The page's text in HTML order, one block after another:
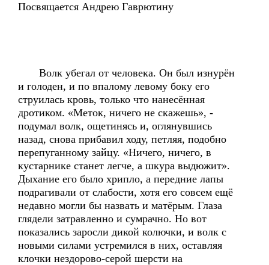
Посвящается Андрею Гаврютину
Волк убегал от человека. Он был изнурён
и голоден, и по впалому левому боку его
струилась кровь, только что нанесённая
дротиком. «Меток, ничего не скажешь», -
подумал волк, ощетинясь и, оглянувшись
назад, снова прибавил ходу, петляя, подобно
перепуганному зайцу. «Ничего, ничего, в
кустарнике станет легче, а шкура выдюжит».
Дыхание его было хрипло, а передние лапы
подрагивали от слабости, хотя его совсем ещё
недавно могли бы назвать и матёрым. Глаза
глядели затравленно и сумрачно. Но вот
показались заросли дикой колючки, и волк с
новыми силами устремился в них, оставляя
клочки нездорово-серой шерсти на